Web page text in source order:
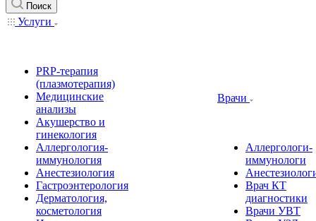
Поиск
Услуги
PRP-терапия
(плазмотерапия)
Медицинские
анализы
Акушерство и
гинекология
Аллергология-
иммунология
Анестезиология
Гастроэнтерология
Дерматология,
косметология
Врачи
Аллергологи-
иммунологи
Врач КТ
диагностики
Врачи УВТ